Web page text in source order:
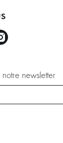
notre newsletter